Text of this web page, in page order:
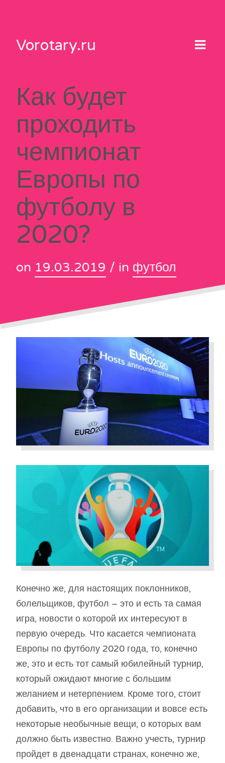
contentVorotary.ru
Как будет
проходить
чемпионат
Европы по
футболу в
2020?
on 19.03.2019 / in футбол
Конечно же, для настоящих поклонников,
болельщиков, футбол – это и есть та самая
игра, новости о которой их интересуют в
первую очередь. Что касается чемпионата
Европы по футболу 2020 года, то, конечно
же, это и есть тот самый юбилейный турнир,
который ожидают многие с большим
желанием и нетерпением. Кроме того, стоит
добавить, что в его организации и вовсе есть
некоторые необычные вещи, о которых вам
должно быть известно. Важно учесть, турнир
пройдет в двенадцати странах, конечно же,